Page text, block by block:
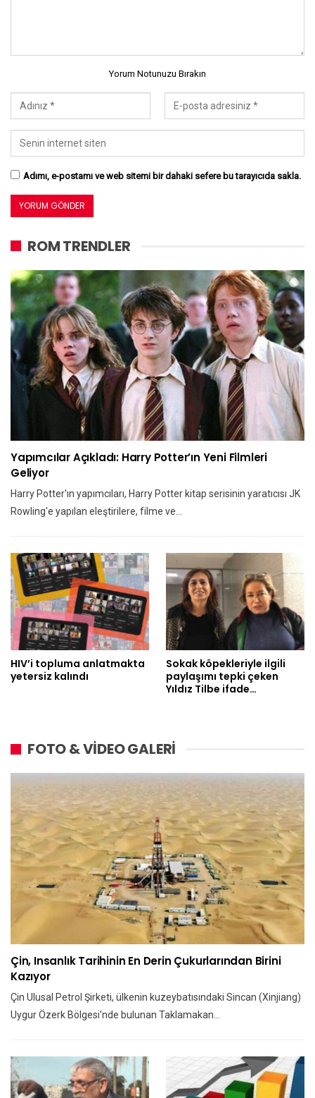
Yorum Notunuzu Bırakın
Adımı, e-postamı ve web sitemi bir dahaki sefere bu tarayıcıda sakla.
ROM TRENDLER
Yapımcılar Açıkladı: Harry Potter’ın Yeni Filmleri
Geliyor
Harry Potter'ın yapımcıları, Harry Potter kitap serisinin yaratıcısı JK
Rowling'e yapılan eleştirilere, filme ve…
HIV’i topluma anlatmakta
yetersiz kalındı
Sokak köpekleriyle ilgili
paylaşımı tepki çeken
Yıldız Tilbe ifade…
FOTO & VİDEO GALERİ
Çin, Insanlık Tarihinin En Derin Çukurlarından Birini
Kazıyor
Çin Ulusal Petrol Şirketi, ülkenin kuzeybatısındaki Sincan (Xinjiang)
Uygur Özerk Bölgesi'nde bulunan Taklamakan…